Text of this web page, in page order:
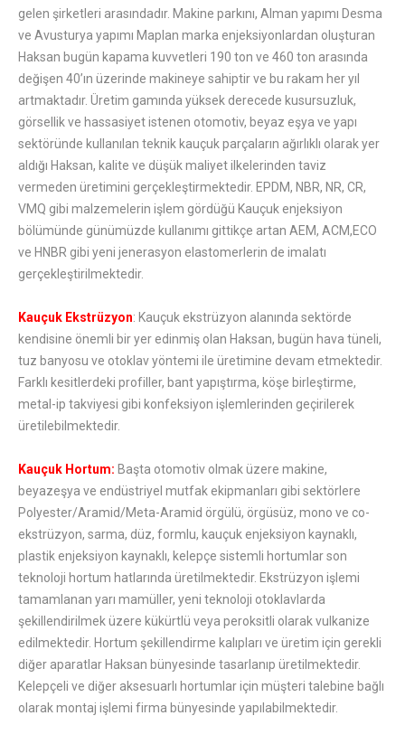
gelen şirketleri arasındadır. Makine parkını, Alman yapımı Desma
ve Avusturya yapımı Maplan marka enjeksiyonlardan oluşturan
Haksan bugün kapama kuvvetleri 190 ton ve 460 ton arasında
değişen 40’ın üzerinde makineye sahiptir ve bu rakam her yıl
artmaktadır. Üretim gamında yüksek derecede kusursuzluk,
görsellik ve hassasiyet istenen otomotiv, beyaz eşya ve yapı
sektöründe kullanılan teknik kauçuk parçaların ağırlıklı olarak yer
aldığı Haksan, kalite ve düşük maliyet ilkelerinden taviz
vermeden üretimini gerçekleştirmektedir. EPDM, NBR, NR, CR,
VMQ gibi malzemelerin işlem gördüğü Kauçuk enjeksiyon
bölümünde günümüzde kullanımı gittikçe artan AEM, ACM,ECO
ve HNBR gibi yeni jenerasyon elastomerlerin de imalatı
gerçekleştirilmektedir.
Kauçuk Ekstrüzyon: Kauçuk ekstrüzyon alanında sektörde
kendisine önemli bir yer edinmiş olan Haksan, bugün hava tüneli,
tuz banyosu ve otoklav yöntemi ile üretimine devam etmektedir.
Farklı kesitlerdeki profiller, bant yapıştırma, köşe birleştirme,
metal-ip takviyesi gibi konfeksiyon işlemlerinden geçirilerek
üretilebilmektedir.
Kauçuk Hortum: Başta otomotiv olmak üzere makine,
beyazeşya ve endüstriyel mutfak ekipmanları gibi sektörlere
Polyester/Aramid/Meta-Aramid örgülü, örgüsüz, mono ve co-
ekstrüzyon, sarma, düz, formlu, kauçuk enjeksiyon kaynaklı,
plastik enjeksiyon kaynaklı, kelepçe sistemli hortumlar son
teknoloji hortum hatlarında üretilmektedir. Ekstrüzyon işlemi
tamamlanan yarı mamüller, yeni teknoloji otoklavlarda
şekillendirilmek üzere kükürtlü veya peroksitli olarak vulkanize
edilmektedir. Hortum şekillendirme kalıpları ve üretim için gerekli
diğer aparatlar Haksan bünyesinde tasarlanıp üretilmektedir.
Kelepçeli ve diğer aksesuarlı hortumlar için müşteri talebine bağlı
olarak montaj işlemi firma bünyesinde yapılabilmektedir.